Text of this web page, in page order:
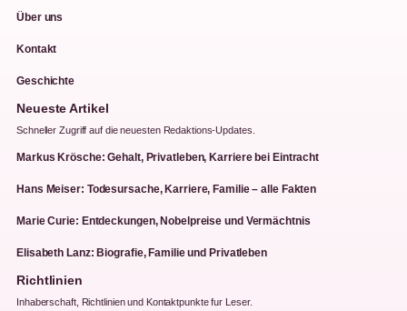
Über uns
Kontakt
Geschichte
Neueste Artikel
Schneller Zugriff auf die neuesten Redaktions-Updates.
Markus Krösche: Gehalt, Privatleben, Karriere bei Eintracht
Hans Meiser: Todesursache, Karriere, Familie – alle Fakten
Marie Curie: Entdeckungen, Nobelpreise und Vermächtnis
Elisabeth Lanz: Biografie, Familie und Privatleben
Richtlinien
Inhaberschaft, Richtlinien und Kontaktpunkte fur Leser.